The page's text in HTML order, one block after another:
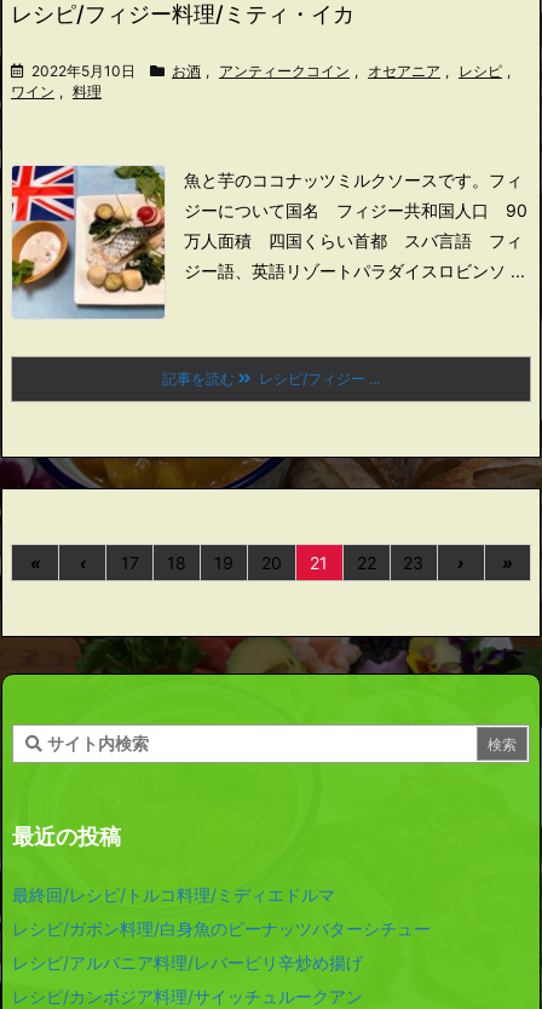
レシピ/フィジー料理/ミティ・イカ
2022年5月10日 お酒 , アンティークコイン , オセアニア , レシピ ,
ワイン , 料理
魚と芋のココナッツミルクソースです。 フィ
ジーについて国名 フィジー共和国 人口 90
万人面積 四国くらい首都 スバ言語 フィ
ジー語、英語リゾートパラダイス ロビンソ ...
記事を読む レシピ/フィジー ...
« ‹ 17 18 19 20 21 22 23 › »
最近の投稿
最終回/レシピ/トルコ料理/ミディエドルマ
レシピ/ガボン料理/白身魚のピーナッツバターシチュー
レシピ/アルバニア料理/レバーピリ辛炒め揚げ
レシピ/カンボジア料理/サイッチュルークアン